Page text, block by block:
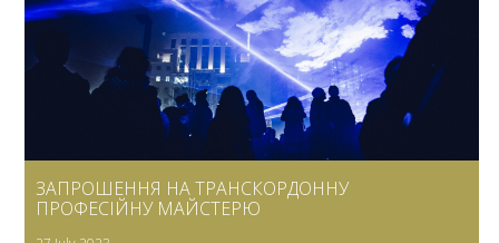
ЗАПРОШЕННЯ НА ТРАНСКОРДОННУ
ПРОФЕСІЙНУ МАЙСТЕРЮ